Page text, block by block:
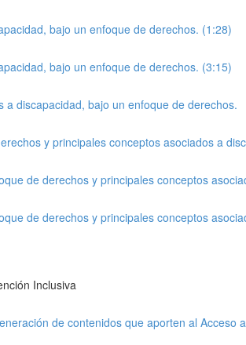
bajo un enfoque de derechos. (1:28)
bajo un enfoque de derechos. (3:15)
discapacidad, bajo un enfoque de derechos.
y principales conceptos asociados a
de derechos y principales conceptos
de derechos y principales conceptos
Inclusiva
de contenidos que aporten al Acceso